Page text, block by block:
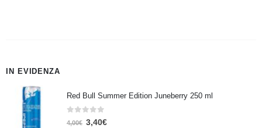
IN EVIDENZA
Red Bull Summer Edition Juneberry 250 ml
Su 5
4,00€ 3,40€